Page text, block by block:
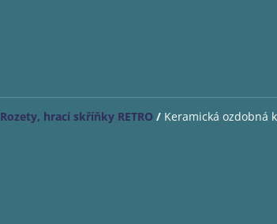
Rozety, hrací skříňky RETRO / Keramická ozdobná